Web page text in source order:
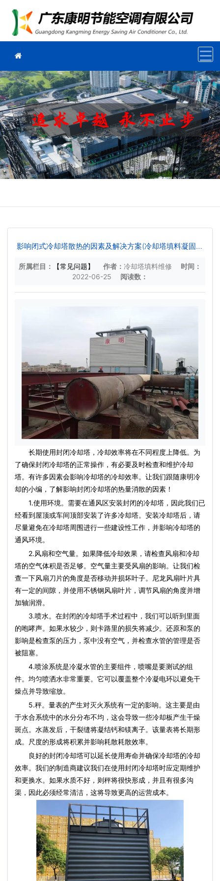
影响闭式冷却塔散热的因素及解决方案(冷却塔填料凝固怎
所属栏目： 【常见问题】 作者： 冷却塔填料维修
时间：
2022-06-25
阅读数：
长期使用封闭冷却塔，冷却效率将在不同程度上降低。为
了确保封闭冷却塔的正常操作，有必要及时检查和维护冷却
塔。有许多因素会影响冷却塔的冷却效率。让我们跟随康明冷
却的小编，了解影响封闭冷却塔的热量消散的因素！
1.使用环境。需要在通风区安装封闭的冷却塔，因此我们已
经看到屋顶或车间顶部安装了许多冷却塔。安装冷却塔后，请
尽量避免在冷却塔周围进行一些建设性工作，并影响冷却塔的
通风环境。
2.风扇和空气量。如果降低冷却效果，请检查风扇和冷却
塔的空气体积是否足够。空气量主要受风扇的影响。让我们检
查一下风扇刀片的角度是否移动并损坏叶子。尼龙风扇叶片具
有一定的间隙，并使用不锈钢风扇叶片，调节风扇的角度并增
加轴润滑。
3.喷水。在封闭的冷却塔手术过程中，我们可以听到里面
的咆哮声。如果水较少，则卡路里的损失将减少。还原和泵的
影响是检查泵的压力，泵中没有空气，并检查水管的管理是否
被阻塞。
4.喷涂系统是冷凝水管的主要组件，喷嘴是要测试的组
件。均匀喷洒水非常重要。它可以覆盖整个冷凝电环以避免干
燥点并导致缩放。
5.秤。量表的产生对灭火系统有一定的影响。这主要是由
于水合系统中的水分分布不均，这会导致一些冷却板产生干燥
斑点。水蒸发后，干裂缝将凝结钙和镁离子。该量表将长期形
成。尺度的形成将积累并影响耗散耗散效率。
良好的封闭冷却塔可以延长使用寿命并确保冷却塔的冷却
效率。我们的制造商建议我们在使用封闭冷却塔时应定期维护
和更换水。如果水质不好，则秤将很快形成，并且有很多沟
渠，因此必须经常清洁，这将导致更高的运营成本。